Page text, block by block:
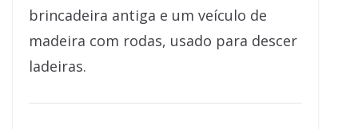
brincadeira antiga e um veículo de
madeira com rodas, usado para descer
ladeiras.